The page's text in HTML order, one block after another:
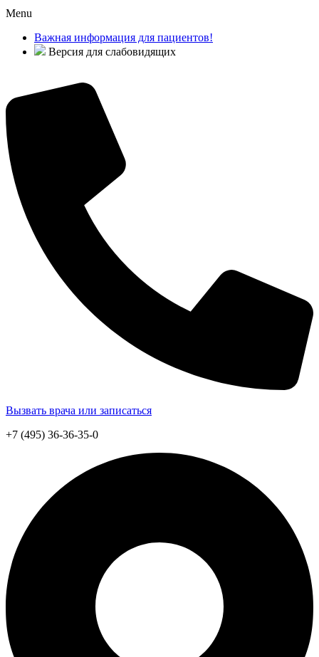
Menu
Важная информация для пациентов!
Версия для слабовидящих
Вызвать врача или записаться
+7 (495) 36-36-35-0